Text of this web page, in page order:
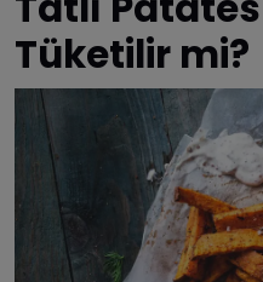
Tüketilir mi?